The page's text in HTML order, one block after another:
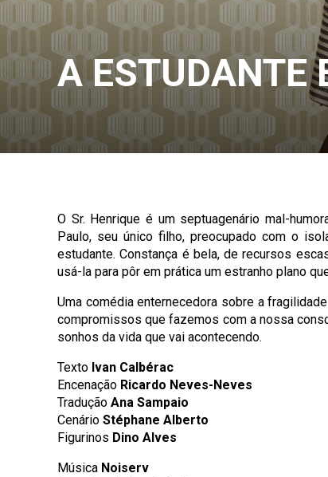
A ESTUDANTE
O Sr. Henrique é um septuagenário mal-
Paulo, seu único filho, preocupado com o
estudante. Constança é bela, de recursos
usá-la para pôr em prática um estranho plano
Uma comédia enternecedora sobre a
compromissos que fazemos com a nossa
sonhos da vida que vai acontecendo.
Texto Ivan Calbérac
Encenação Ricardo Neves-Neves
Tradução Ana Sampaio
Cenário Stéphane Alberto
Figurinos Dino Alves
Música Noiserv